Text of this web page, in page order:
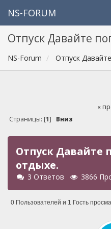
NS-FORUM
Отпуск Давайте
NS-Forum Отпуск
«
Страницы: [1] Вниз
Отпуск Давайте
отдыхе.
3 Ответов 3866
0 Пользователей и 1 Гость